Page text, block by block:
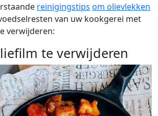
reinigingstips om olievlekken
van uw kookgerei met
verwijderen:
te verwijderen